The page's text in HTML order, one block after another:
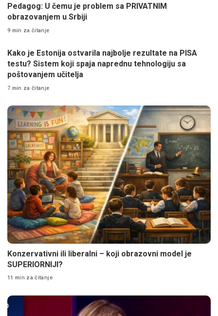
Pedagog: U čemu je problem sa PRIVATNIM
obrazovanjem u Srbiji
9 min za čitanje
Kako je Estonija ostvarila najbolje rezultate na PISA
testu? Sistem koji spaja naprednu tehnologiju sa
poštovanjem učitelja
7 min za čitanje
Konzervativni ili liberalni – koji obrazovni model je
SUPERIORNIJI?
11 min za čitanje